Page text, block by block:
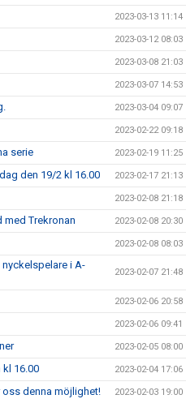
2023-03-13 11:14
2023-03-12 08:03
2023-03-08 21:03
2023-03-07 14:53
2023-03-04 09:07
2023-02-22 09:18
serie 2023-02-19 11:25
den 19/2 kl 16.00 2023-02-17 21:13
2023-02-08 21:18
Trekronan 2023-02-08 20:30
2023-02-08 08:03
i A-
2023-02-07 21:48
2023-02-06 20:58
2023-02-06 09:41
2023-02-05 08:00
16.00 2023-02-04 17:06
denna möjlighet! 2023-02-03 19:00